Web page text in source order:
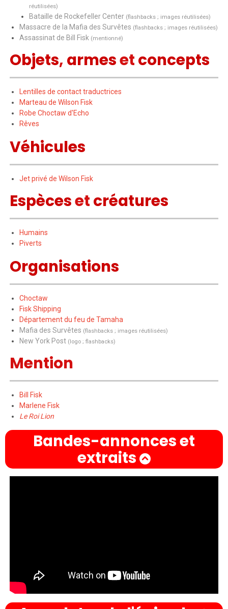
réutilisées)
Bataille de Rockefeller Center (flashbacks ; images réutilisées)
Massacre de la Mafia des Survêtes (flashbacks ; images réutilisées)
Assassinat de Bill Fisk (mentionné)
Objets,armesetconcepts
Lentilles de contact traductrices
Marteau de Wilson Fisk
Robe Choctaw d'Echo
Rêves
Véhicules
Jet privé de Wilson Fisk
Espècesetcréatures
Humains
Piverts
Organisations
Choctaw
Fisk Shipping
Département du feu de Tamaha
Mafia des Survêtes (flashbacks ; images réutilisées)
New York Post (logo ; flashbacks)
Mention
Bill Fisk
Marlene Fisk
Le Roi Lion
Bandes-annonces et
extraits